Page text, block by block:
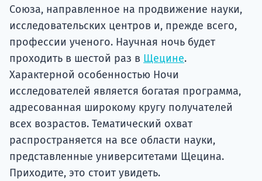
Союза, направленное на продвижение науки,
исследовательских центров и, прежде всего,
профессии ученого. Научная ночь будет
проходить в шестой раз в Щецине.
Характерной особенностью Ночи
исследователей является богатая программа,
адресованная широкому кругу получателей
всех возрастов. Тематический охват
распространяется на все области науки,
представленные университетами Щецина.
Приходите, это стоит увидеть.